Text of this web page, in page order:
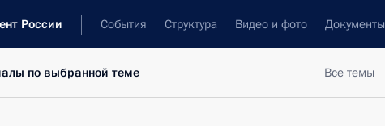
России События Структура Видео и фото Документы
Все темы
по выбранной теме